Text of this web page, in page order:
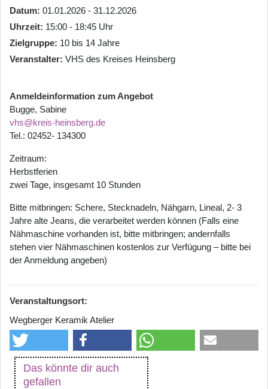
Datum 01.01.2026 - 31.12.2026
Uhrzeit 15:00 - 18:45 Uhr
Zielgruppe 10 bis 14 Jahre
Veranstalter VHS des Kreises Heinsberg
Anmeldeinformation zum Angebot
Bugge, Sabine
vhs@kreis-heinsberg.de
Tel.: 02452- 134300
Zeitraum:
Herbstferien
zwei Tage, insgesamt 10 Stunden
Bitte mitbringen: Schere, Stecknadeln, Nähgarn, Lineal, 2- 3
Jahre alte Jeans, die verarbeitet werden können (Falls eine
Nähmaschine vorhanden ist, bitte mitbringen; andernfalls
stehen vier Nähmaschinen kostenlos zur Verfügung – bitte bei
der Anmeldung angeben)
Veranstaltungsort:
Wegberger Keramik Atelier
Das könnte dir auch
gefallen